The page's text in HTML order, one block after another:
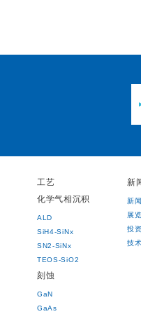
工艺
化学气相沉积
ALD
SiH4-SiNx
SN2-SiNx
TEOS-SiO2
刻蚀
GaN
GaAs
新
新闻
展
投
技